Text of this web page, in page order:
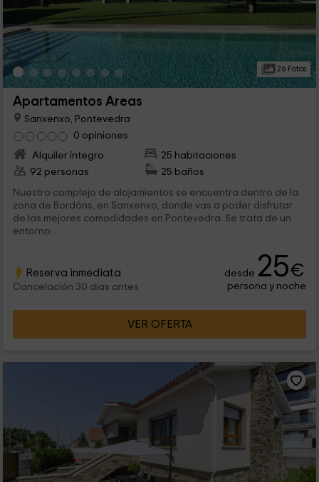
26 Fotos
Apartamentos Areas
Sanxenxo, Pontevedra
0 opiniones
Alquiler íntegro
25 habitaciones
92 personas
25 baños
Nuestro complejo de alojamientos se encuentra dentro de la
zona de Bordóns, en Sanxenxo, donde vas a poder disfrutar
de las mejores comodidades en Pontevedra. Se trata de un
entorno...
Reserva inmediata
Cancelación 30 días antes
desde 25€
persona y noche
VER OFERTA